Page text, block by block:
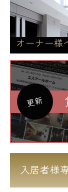
オーナー様
更新
入居者様